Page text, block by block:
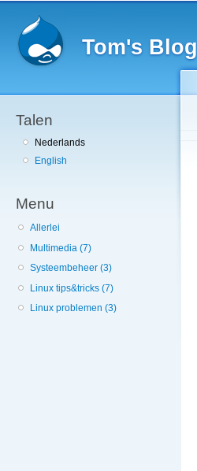
Tom's Blog
Talen
Nederlands
English
Menu
Allerlei
Multimedia (7)
Systeembeheer (3)
Linux tips&tricks (7)
Linux problemen (3)